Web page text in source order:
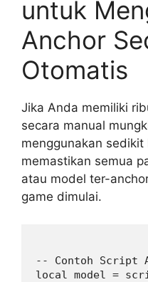
untuk
Anchor
Otomatis
Jika Anda memiliki
secara manual
menggunakan
memastikan semua
atau model ter-
game dimulai.
-- Contoh Script
local model =